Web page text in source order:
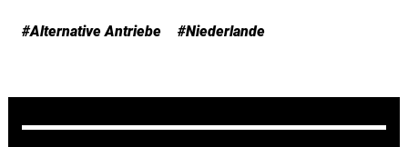
#Alternative Antriebe #Niederlande